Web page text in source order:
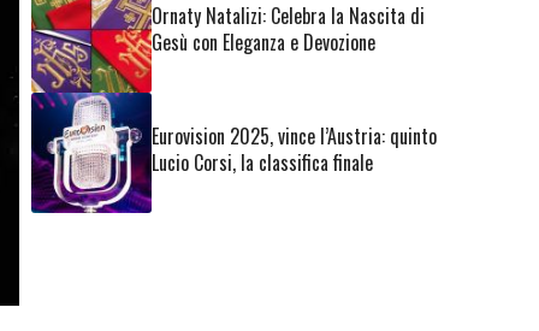
Ornaty Natalizi: Celebra la Nascita di
Gesù con Eleganza e Devozione
Eurovision 2025, vince l’Austria: quinto
Lucio Corsi, la classifica finale